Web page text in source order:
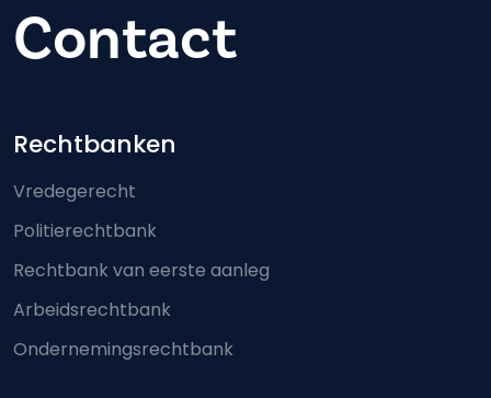
Contact
Footer-menu
Rechtbanken
Vredegerecht
Politierechtbank
Rechtbank van eerste aanleg
Arbeidsrechtbank
Ondernemingsrechtbank